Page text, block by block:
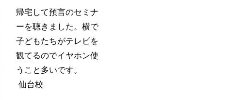
帰宅して預言のセミナ
ーを聴きました。横で
子どもたちがテレビを
観てるのでイヤホン使
うこと多いです。
仙台校